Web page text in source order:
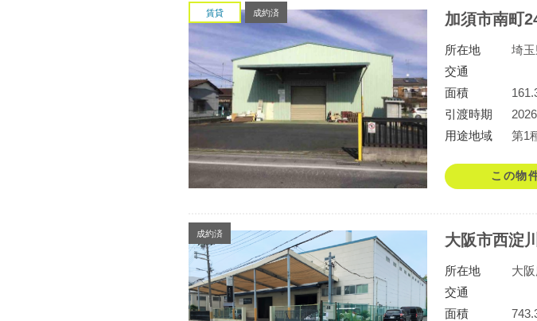
賃貸 成約済 加須市南町
所在地
埼
交通
面積
引渡時期
用途地域
第1
この物
成約済 大阪市西淀
所在地
大
交通
面積